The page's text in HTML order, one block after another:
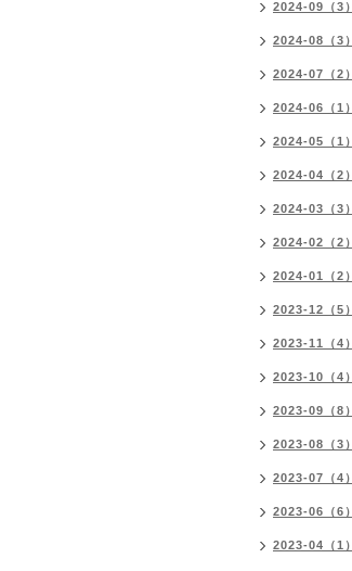
2024-09（3）
2024-08（3）
2024-07（2）
2024-06（1）
2024-05（1）
2024-04（2）
2024-03（3）
2024-02（2）
2024-01（2）
2023-12（5）
2023-11（4）
2023-10（4）
2023-09（8）
2023-08（3）
2023-07（4）
2023-06（6）
2023-04（1）